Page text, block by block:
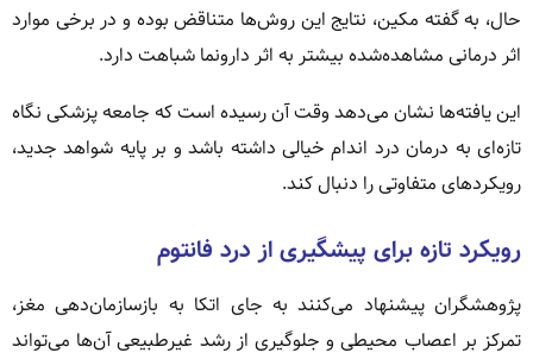
حال، به گفته مکین، نتایج این روش‌ها متناقض بوده و در برخی موارد
اثر درمانی مشاهده‌شده بیشتر به اثر دارونما شباهت دارد.
این یافته‌ها نشان می‌دهد وقت آن رسیده است که جامعه پزشکی نگاه
تازه‌ای به درمان درد اندام خیالی داشته باشد و بر پایه شواهد جدید،
رویکردهای متفاوتی را دنبال کند.
رویکرد تازه برای پیشگیری از درد فانتوم
پژوهشگران پیشنهاد می‌کنند به جای اتکا به بازسازمان‌دهی مغز،
تمرکز بر اعصاب محیطی و جلوگیری از رشد غیرطبیعی آن‌ها می‌تواند